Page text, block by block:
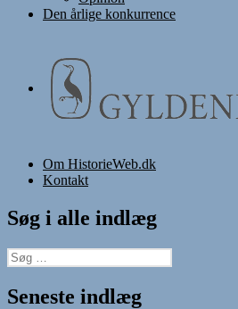
Den årlige konkurrence
Om HistorieWeb.dk
Kontakt
Søg i alle indlæg
Søg
efter:
Seneste indlæg